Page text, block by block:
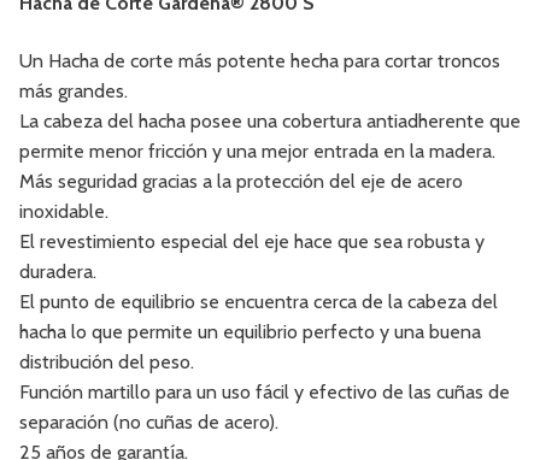
Un Hacha de corte más potente hecha para cortar troncos
más grandes.
La cabeza del hacha posee una cobertura antiadherente que
permite menor fricción y una mejor entrada en la madera.
Más seguridad gracias a la protección del eje de acero
inoxidable.
El revestimiento especial del eje hace que sea robusta y
duradera.
El punto de equilibrio se encuentra cerca de la cabeza del
hacha lo que permite un equilibrio perfecto y una buena
distribución del peso.
Función martillo para un uso fácil y efectivo de las cuñas de
separación (no cuñas de acero).
25 años de garantía.